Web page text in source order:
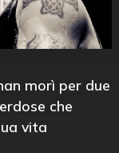
morì per due
che
vita